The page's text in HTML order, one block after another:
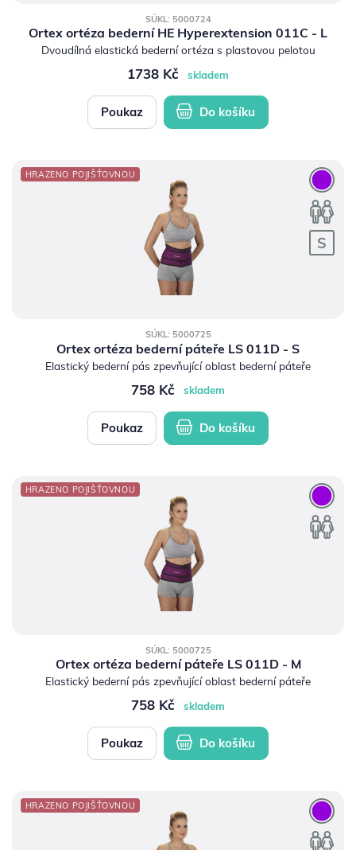
SÚKL: 5000724
Ortex ortéza bederní HE Hyperextension 011C - L
Dvoudílná elastická bederní ortéza s plastovou pelotou
1738 Kč skladem
Poukaz Do košíku
HRAZENO POJIŠŤOVNOU
SÚKL: 5000725
Ortex ortéza bederní páteře LS 011D - S
Elastický bederní pás zpevňující oblast bederní páteře
758 Kč skladem
Poukaz Do košíku
HRAZENO POJIŠŤOVNOU
SÚKL: 5000725
Ortex ortéza bederní páteře LS 011D - M
Elastický bederní pás zpevňující oblast bederní páteře
758 Kč skladem
Poukaz Do košíku
HRAZENO POJIŠŤOVNOU